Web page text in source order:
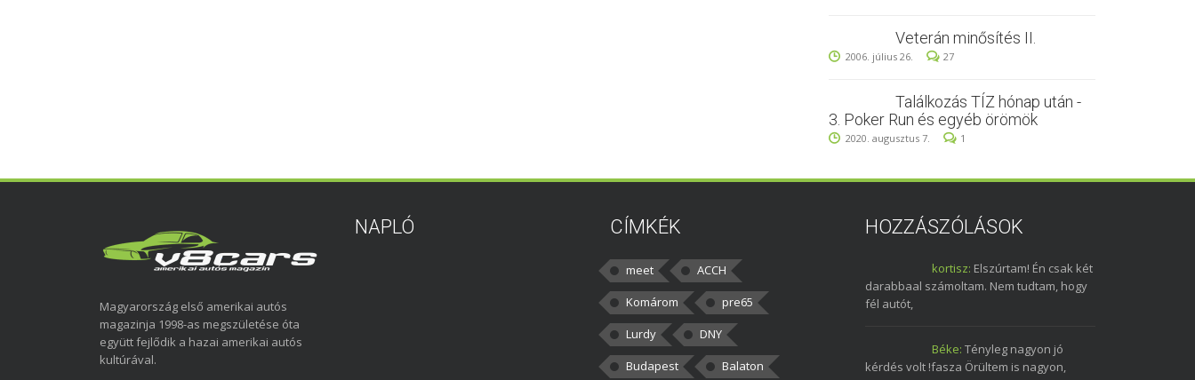
Veterán minősítés II.
2006. július 26. 27
Találkozás TÍZ hónap után -
3. Poker Run és egyéb örömök
2020. augusztus 7. 1
Magyarország első amerikai autós
magazinja 1998-as megszületése óta
együtt fejlődik a hazai amerikai autós
kultúrával.
NAPLÓ CÍMKÉK
meet
ACCH
Komárom
pre65
Lurdy
DNY
Budapest
Balaton
HOZZÁSZÓLÁSOK
kortisz: Elszúrtam! Én csak két
darabbaal számoltam. Nem tudtam, hogy
fél autót,
Béke: Tényleg nagyon jó
kérdés volt !fasza Örültem is nagyon,